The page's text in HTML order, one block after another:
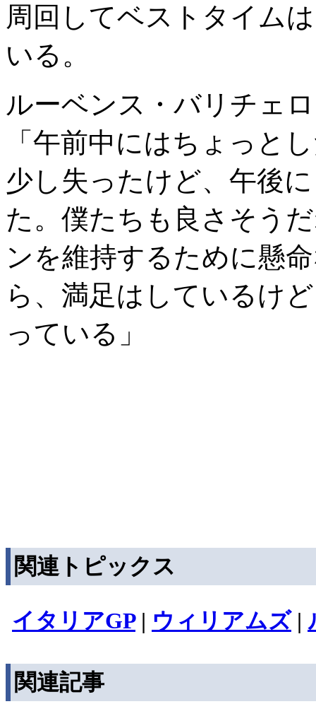
周回してベストタイム
いる。
ルーベンス・バリチェロ
「午前中にはちょっと
少し失ったけど、午後
た。僕たちも良さそう
ンを維持するために懸
ら、満足はしているけ
っている」
関連トピックス
イタリアGP| ウィリアムズ|
関連記事